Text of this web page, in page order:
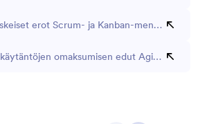
erot Scrum- ja Kanban-menetelmien
omaksumisen edut Agile-